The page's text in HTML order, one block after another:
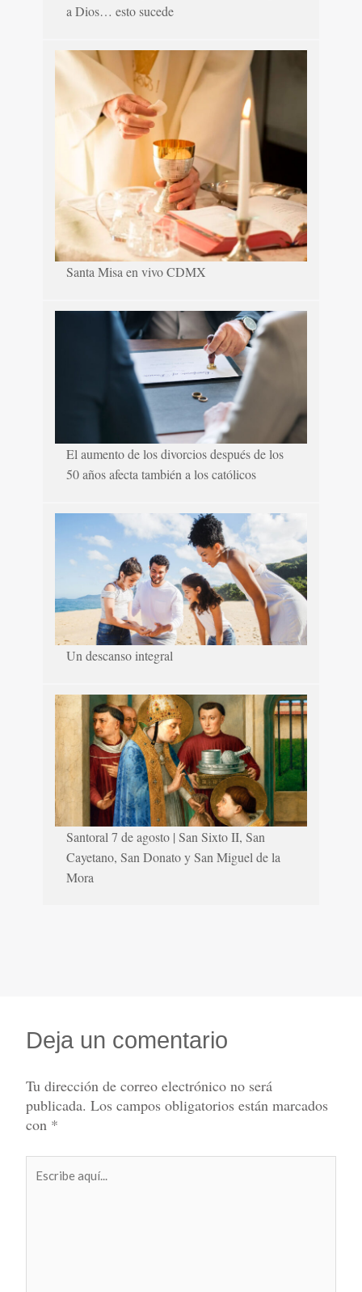
a Dios… esto sucede
Santa Misa en vivo CDMX
El aumento de los divorcios después de los
50 años afecta también a los católicos
Un descanso integral
Santoral 7 de agosto | San Sixto II, San
Cayetano, San Donato y San Miguel de la
Mora
Deja un comentario
Tu dirección de correo electrónico no será
publicada. Los campos obligatorios están marcados
con *
aquí...